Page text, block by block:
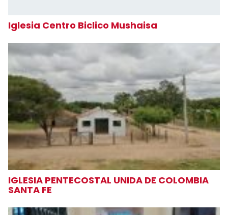
Iglesia Centro Biclico Mushaisa
IGLESIA PENTECOSTAL UNIDA DE COLOMBIA
SANTA FE